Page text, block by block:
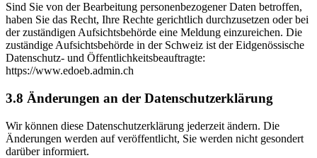
Sind Sie von der Bearbeitung personenbezogener Daten betroffen,
haben Sie das Recht, Ihre Rechte gerichtlich durchzusetzen oder bei
der zuständigen Aufsichtsbehörde eine Meldung einzureichen. Die
zuständige Aufsichtsbehörde in der Schweiz ist der Eidgenössische
Datenschutz- und Öffentlichkeitsbeauftragte:
https://www.edoeb.admin.ch
3.8 Änderungen an der Datenschutzerklärung
Wir können diese Datenschutzerklärung jederzeit ändern. Die
Änderungen werden auf veröffentlicht, Sie werden nicht gesondert
darüber informiert.